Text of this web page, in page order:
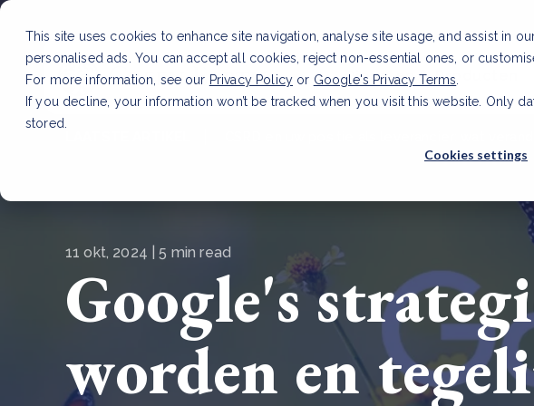
This site uses cookies to enhance site navigation, analyse site usage, and assist in
personalised ads. You can accept all cookies, reject non-essential ones, or
For more information, see our Privacy Policy or Google's Privacy Terms
If you decline, your information won’t be tracked when you visit this website. Only
stored.
Cookies settings
Diensten & Producten
CSRD en uw positie als leverancier: wat
11 okt, 2024 | 5 min read
Google's
worden en